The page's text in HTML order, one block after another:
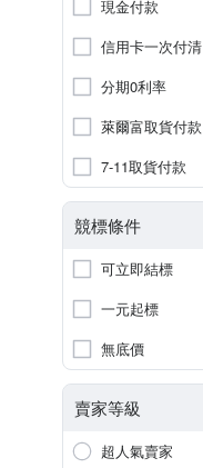
現金付款
信用卡一次付清
分期0利率
萊爾富取貨付款
7-11取貨付款
競標條件
可立即結標
一元起標
無底價
賣家等級
超人氣賣家